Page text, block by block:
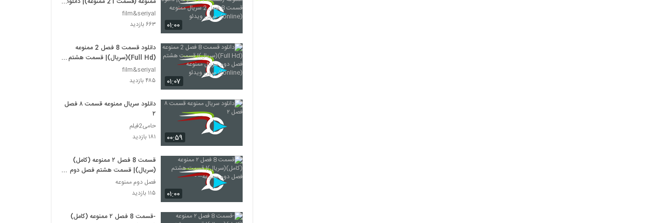
۰۱:۰۰
(online)- میهن ویدئو
film&seriyal
۶۶۳ بازدید
۰۱:۰۷
دانلود قسمت 8 فصل 2 ممنوعه
(Full Hd)(سریال)| قسمت هشتم
میهن ویدئو
film&seriyal
۴۸۵ بازدید
۰۰:۵۹
دانلود سریال ممنوعه قسمت ۸ فصل
۲
حامی2فیلم
۱۸۱ بازدید
۰۱:۰۰
قسمت 8 فصل ۲ ممنوعه (کامل)
(سریال)| قسمت هشتم فصل دوم
ممنوعه-- -
فصل دوم ممنوعه
۱۱۵ بازدید
-قسمت 8 فصل ۲ ممنوعه (کامل)